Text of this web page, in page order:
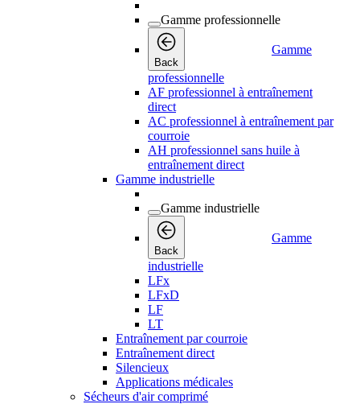
Gamme professionnelle
Back
Gamme
professionnelle
AF professionnel à entraînement
direct
AC professionnel à entraînement par
courroie
AH professionnel sans huile à
entraînement direct
Gamme industrielle
Gamme industrielle
Back
Gamme
industrielle
LFx
LFxD
LF
LT
Entraînement par courroie
Entraînement direct
Silencieux
Applications médicales
Sécheurs d'air comprimé